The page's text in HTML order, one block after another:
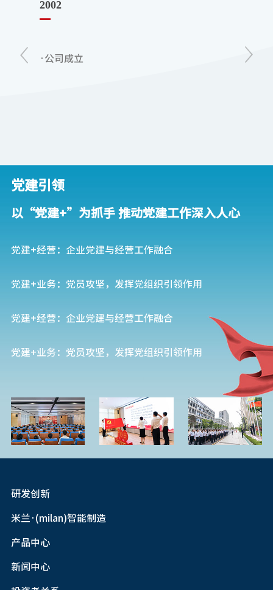
是一种强效高选择性的促尿酸排泄
与现有疗法相比，AR882治疗痛风患
学会年会（ACR）、2025年欧洲风湿
家”的企业愿景，公司联合中国宋庆龄
基金会成立“中国宋庆龄基金会米兰
儿童疾病科研研究，完善青少年儿童
扶贫济困、捐资助学、乡村基层医疗
等公益活动，践行企业米兰·(milan)社
会责任。
2002
·公司成立 ·中
党建引领
以“党建+”为抓手 推动党建工作深入人心
党建+经营：企业党建与经营工作融合
党建+业务：党员攻坚，发挥党组织引领作用
党建+经营：企业党建与经营工作融合
党建+业务：党员攻坚，发挥党组织引领作用
研发创新
米兰·(milan)智能制造
产品中心
新闻中心